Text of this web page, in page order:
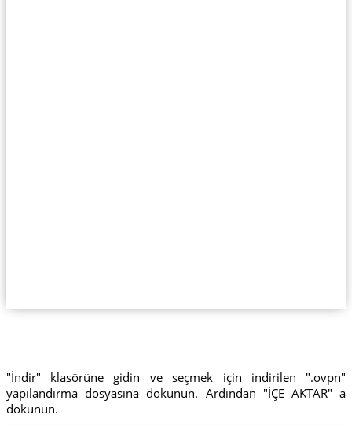
"İndir" klasörüne gidin ve seçmek için indirilen ".ovpn"
yapılandırma dosyasına dokunun. Ardından "İÇE AKTAR" a
dokunun.